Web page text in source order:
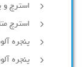
استرچ و
استرچ
پنجره
پنجره